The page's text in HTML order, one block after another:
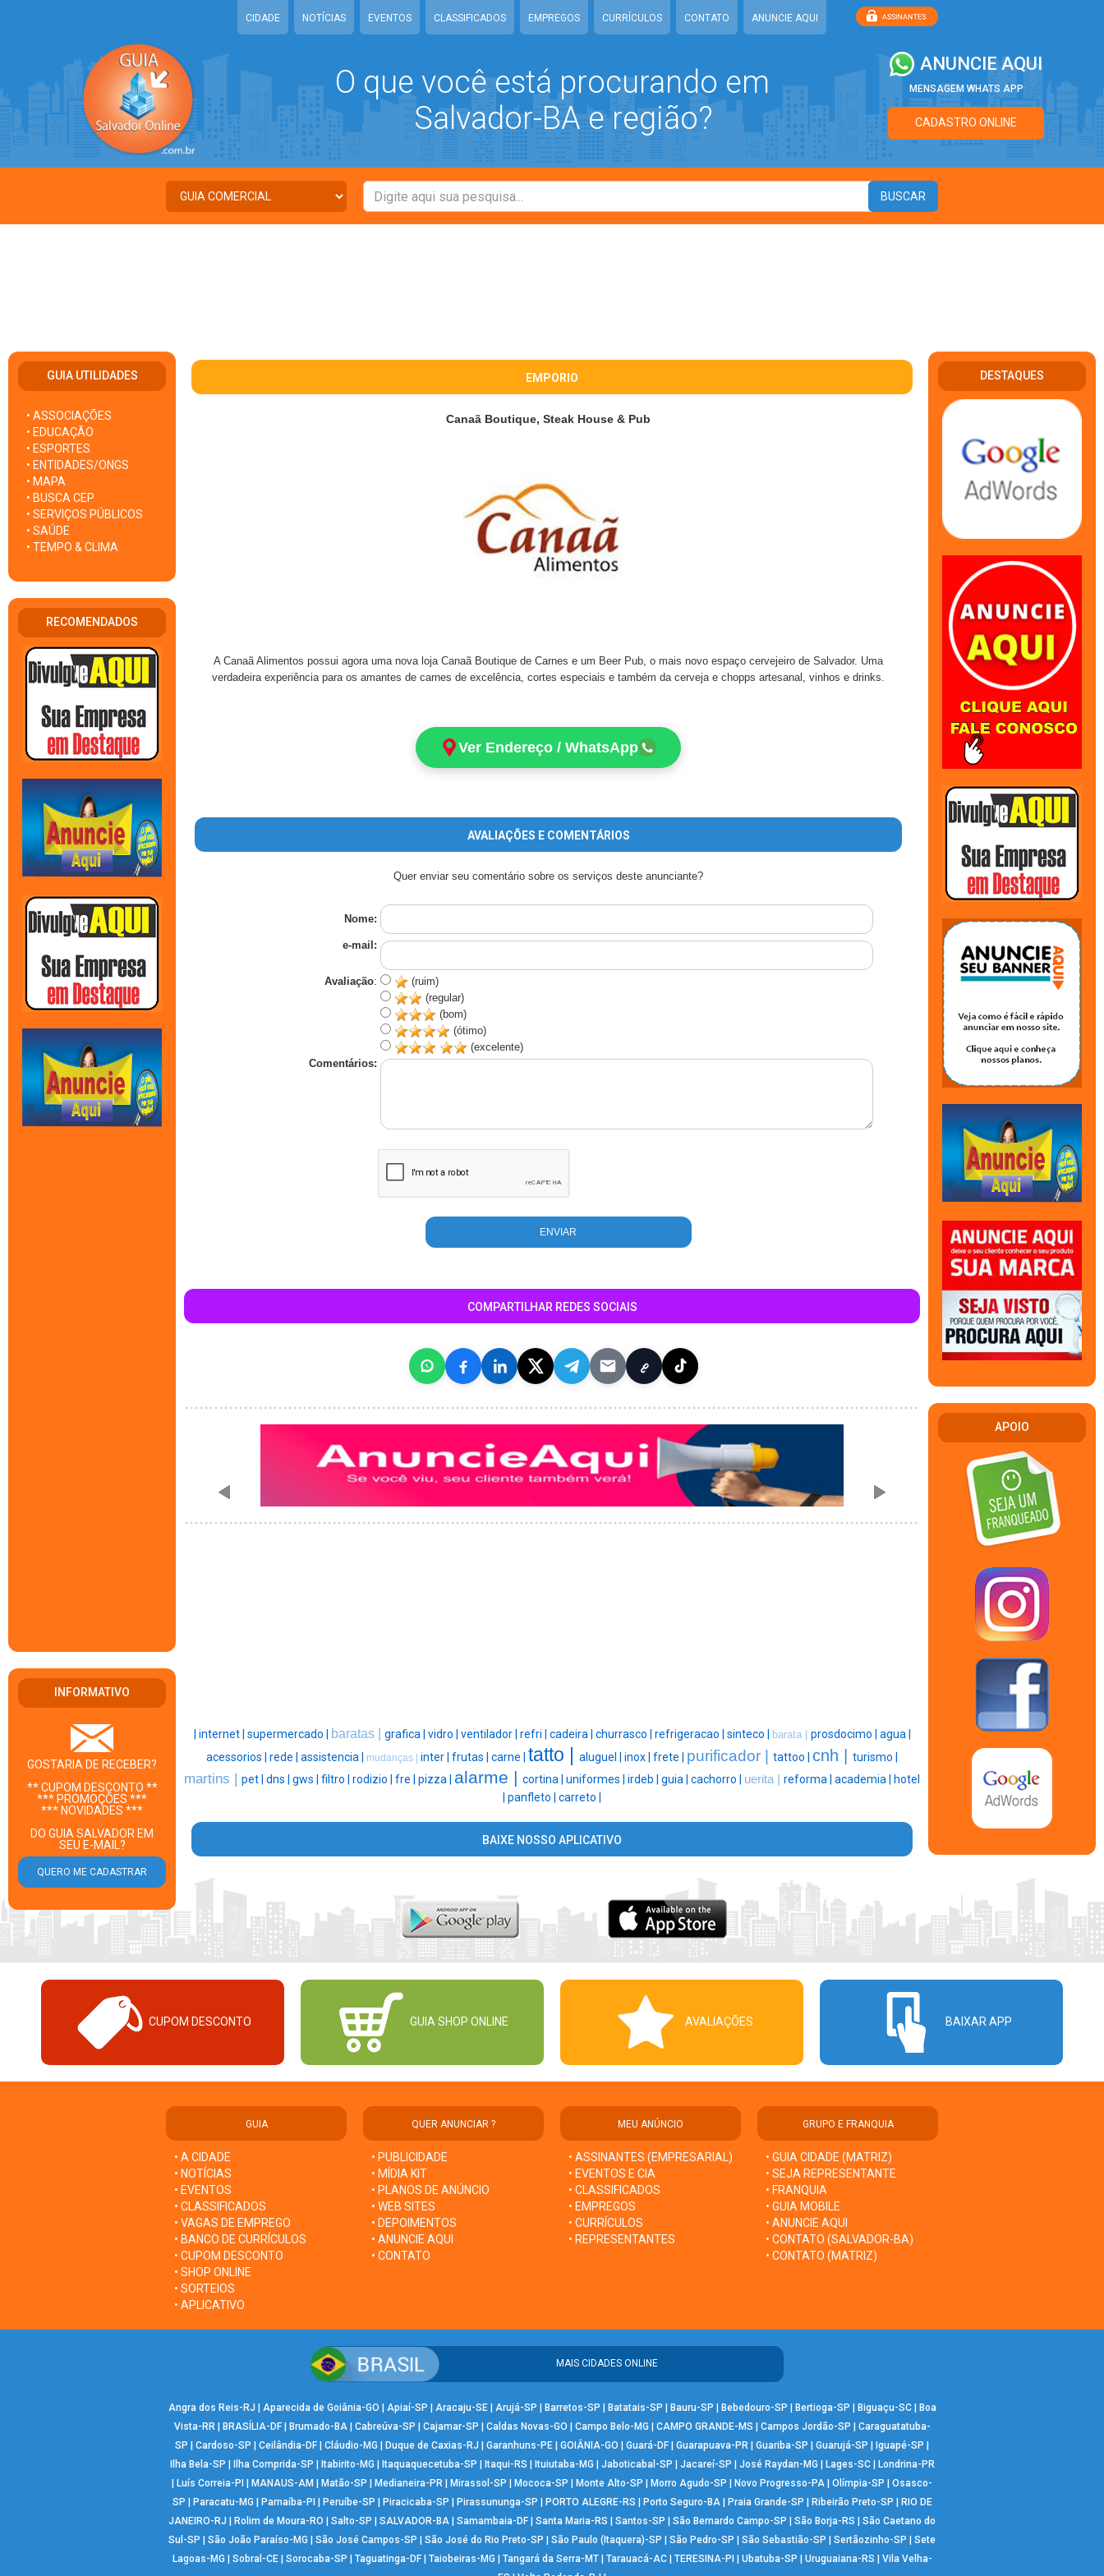
CIDADE NOTÍCIAS EVENTOS CLASSIFICADOS EMPREGOS CURRÍCULOS CONTATO ANUNCIE AQUI
O que você está procurando em
Salvador-BA e região?
ANUNCIE AQUI
MENSAGEM WHATS APP
CADASTRO ONLINE
GUIA UTILIDADES
• ASSOCIAÇÕES
• EDUCAÇÃO
• ESPORTES
• ENTIDADES/ONGS
• MAPA
• BUSCA CEP
• SERVIÇOS PÚBLICOS
• SAÚDE
• TEMPO & CLIMA
RECOMENDADOS
INFORMATIVO
GOSTARIA DE RECEBER?
** CUPOM DESCONTO **
*** PROMOÇÕES ***
*** NOVIDADES ***
DO GUIA SALVADOR EM
SEU E-MAIL?
EMPORIO
Canaã Boutique, Steak House & Pub
A Canaã Alimentos possui agora uma nova loja Canaã Boutique de Carnes e um Beer Pub, o mais novo espaço cervejeiro de Salvador. Uma
verdadeira experiência para os amantes de carnes de excelência, cortes especiais e também da cerveja e chopps artesanal, vinhos e drinks.
Ver Endereço / WhatsApp
AVALIAÇÕES E COMENTÁRIOS
Quer enviar seu comentário sobre os serviços deste anunciante?
Nome:
e-mail:
Avaliação:
(ruim)
(regular)
(bom)
(ótimo)
(excelente)
Comentários:
COMPARTILHAR REDES SOCIAIS
internet | supermercado | baratas | grafica | vidro | ventilador | refri | cadeira | churrasco | refrigeracao | sinteco | barata | prosdocimo | agua |
acessorios | rede | assistencia | mudanças | inter | frutas | carne | tatto | aluguel | inox | frete | purificador | tattoo | cnh | turismo |
martins | pet | dns | gws | filtro | rodizio | fre | pizza | alarme | cortina | uniformes | irdeb | guia | cachorro | uerita | reforma | academia |
hotel
panfleto | carreto |
BAIXE NOSSO APLICATIVO
DESTAQUES
APOIO
CUPOM DESCONTO GUIA SHOP ONLINE AVALIAÇÕES BAIXAR APP
GUIA
• A CIDADE
• NOTÍCIAS
• EVENTOS
• CLASSIFICADOS
• VAGAS DE EMPREGO
• BANCO DE CURRÍCULOS
• CUPOM DESCONTO
• SHOP ONLINE
• SORTEIOS
• APLICATIVO
QUER ANUNCIAR ?
• PUBLICIDADE
• MÍDIA KIT
• PLANOS DE ANÚNCIO
• WEB SITES
• DEPOIMENTOS
• ANUNCIE AQUI
• CONTATO
MEU ANÚNCIO
• ASSINANTES (EMPRESARIAL)
• EVENTOS E CIA
• CLASSIFICADOS
• EMPREGOS
• CURRÍCULOS
• REPRESENTANTES
GRUPO E FRANQUIA
• GUIA CIDADE (MATRIZ)
• SEJA REPRESENTANTE
• FRANQUIA
• GUIA MOBILE
• ANUNCIE AQUI
• CONTATO (SALVADOR-BA)
• CONTATO (MATRIZ)
MAIS CIDADES ONLINE
Angra dos Reis-RJ | Aparecida de Goiânia-GO | Apiaí-SP | Aracaju-SE| Arujá-SP | Barretos-SP | Batatais-SP | Bauru-SP | Bebedouro-SP | Bertioga-SP | Biguaçu-SC| Boa
Vista-RR | BRASÍLIA-DF| Brumado-BA| Cabreúva-SP | Cajamar-SP | Caldas Novas-GO | Campo Belo-MG | CAMPO GRANDE-MS | Campos Jordão-SP | Caraguatatuba-
SP | Cardoso-SP | Ceilândia-DF | Cláudio-MG | Duque de Caxias-RJ | Garanhuns-PE | GOIÂNIA-GO | Guará-DF | Guarapuava-PR | Guariba-SP | Guarujá-SP | Iguapé-SP |
Ilha Bela-SP | Ilha Comprida-SP | Itabirito-MG | Itaquaquecetuba-SP | Itaqui-RS | Ituiutaba-MG | Jaboticabal-SP | Jacareí-SP | José Raydan-MG | Lages-SC| Londrina-PR
| Luís Correia-PI | MANAUS-AM | Matão-SP | Medianeira-PR | Mirassol-SP | Mococa-SP | Monte Alto-SP | Morro Agudo-SP | Novo Progresso-PA | Olímpia-SP | Osasco-
SP | Paracatu-MG | Parnaíba-PI | Peruíbe-SP | Piracicaba-SP | Pirassununga-SP | PORTO ALEGRE-RS | Porto Seguro-BA| Praia Grande-SP | Ribeirão Preto-SP | RIO DE
JANEIRO-RJ | Rolim de Moura-RO | Salto-SP | SALVADOR-BA | Samambaia-DF | Santa Maria-RS | Santos-SP | São Bernardo Campo-SP | São Borja-RS | São Caetano do
Sul-SP | São João Paraíso-MG | São José Campos-SP | São José do Rio Preto-SP | São Paulo (Itaquera)-SP | São Pedro-SP | São Sebastião-SP | Sertãozinho-SP | Sete
Lagoas-MG | Sobral-CE| Sorocaba-SP | Taguatinga-DF| Taiobeiras-MG | Tangará da Serra-MT| Tarauacá-AC| TERESINA-PI | Ubatuba-SP | Uruguaiana-RS | Vila Velha-